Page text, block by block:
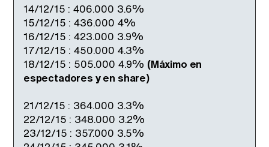
14/12/15 : 406.000 3.6%
15/12/15 : 436.000 4%
16/12/15 : 423.000 3.9%
17/12/15 : 450.000 4.3%
18/12/15 : 505.000 4.9% (Máximo en
espectadores y en share)
21/12/15 : 364.000 3.3%
22/12/15 : 348.000 3.2%
23/12/15 : 357.000 3.5%